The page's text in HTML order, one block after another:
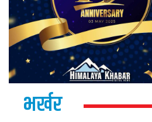
भर्खर